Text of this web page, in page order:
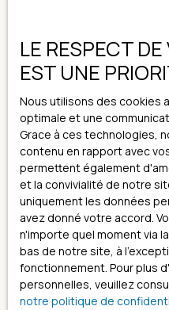
Informations
Nos honoraires
Mentions légales
Politique de
Plan du site
Gérer les cookies
Propulsé par
LE RESPECT
EST UNE
Nous utilisons des cookies
optimale et une
Grace à ces technologies,
contenu en rapport avec
permettent également
et la convivialité de notre
uniquement les données
avez donné votre accord.
n'importe quel moment via
bas de notre site, à
fonctionnement. Pour plus
personnelles, veuillez
notre politique de